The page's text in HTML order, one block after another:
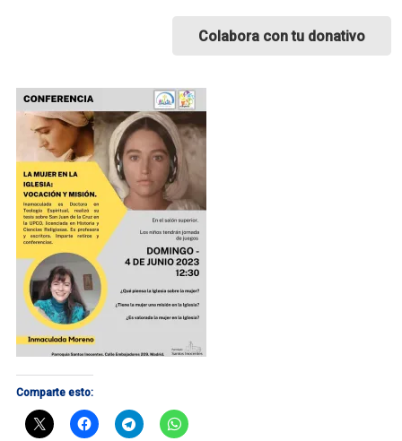
Colabora con tu donativo
Comparte esto: